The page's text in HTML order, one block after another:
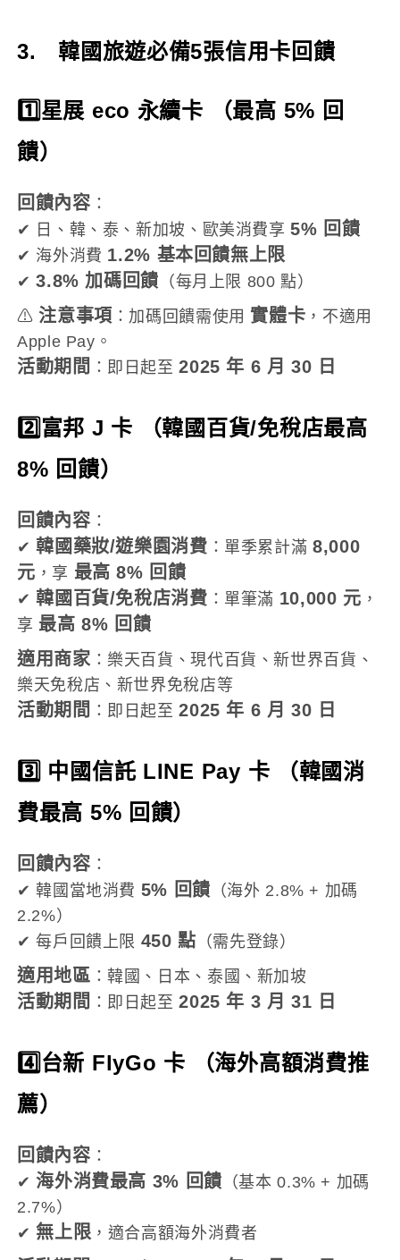
3. 韓國旅遊必備5張信用卡回饋
1️⃣星展 eco 永續卡 （最高 5% 回
饋）
回饋內容 ：
✔ 日、韓、泰、新加坡、歐美消費享5% 回饋
✔ 海外消費 1.2% 基本回饋無上限
✔3.8% 加碼回饋 （每月上限 800 點）
⚠注意事項 ：加碼回饋需使用 實體卡 ，不適用
Apple Pay。
活動期間 ：即日起至2025 年 6 月 30 日
2️⃣富邦 J 卡 （韓國百貨/免稅店最高
8% 回饋）
回饋內容 ：
✔韓國藥妝/遊樂園消費 ：單季累計滿 8,000
元 ，享 最高 8% 回饋
✔韓國百貨/免稅店消費 ：單筆滿 10,000 元 ，
享 最高 8% 回饋
適用商家：樂天百貨、現代百貨、新世界百貨、
樂天免稅店、新世界免稅店等
活動期間 ：即日起至2025 年 6 月 30 日
3️⃣ 中國信託 LINE Pay 卡 （韓國消
費最高 5% 回饋）
回饋內容 ：
✔ 韓國當地消費 5% 回饋 （海外 2.8% + 加碼
2.2%）
✔ 每戶回饋上限 450 點 （需先登錄）
適用地區 ：韓國、日本、泰國、新加坡
活動期間 ：即日起至2025 年 3 月 31 日
4️⃣台新 FlyGo 卡 （海外高額消費推
薦）
回饋內容 ：
✔ 海外消費最高 3% 回饋 （基本 0.3% + 加碼
2.7%）
✔ 無上限，適合高額海外消費者